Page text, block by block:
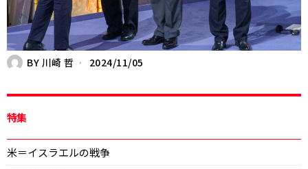
BY 川崎 哲 2024/11/05
特集
米＝イスラエルの戦争